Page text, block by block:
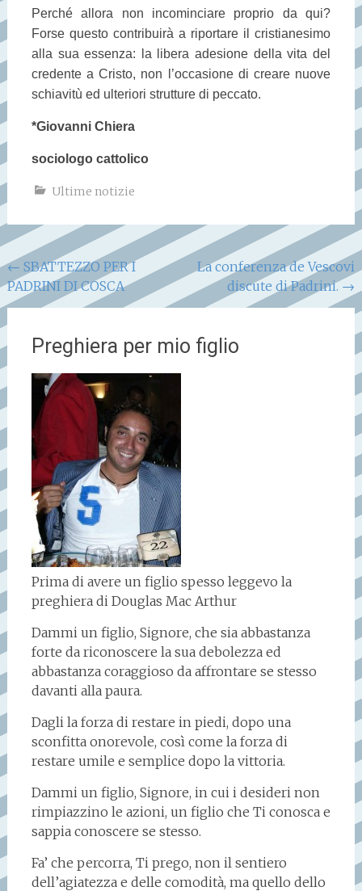
Perché allora non incominciare proprio da qui?
Forse questo contribuirà a riportare il cristianesimo
alla sua essenza: la libera adesione della vita del
credente a Cristo, non l’occasione di creare nuove
schiavitù ed ulteriori strutture di peccato.
*Giovanni Chiera
sociologo cattolico
Ultime notizie
Navigazione
articoli
← SBATTEZZO PER I
PADRINI DI COSCA
La conferenza de Vescovi
discute di Padrini.→
Preghiera per mio figlio
Prima di avere un figlio spesso leggevo la
preghiera di Douglas Mac Arthur
Dammi un figlio, Signore, che sia abbastanza
forte da riconoscere la sua debolezza ed
abbastanza coraggioso da affrontare se stesso
davanti alla paura.
Dagli la forza di restare in piedi, dopo una
sconfitta onorevole, così come la forza di
restare umile e semplice dopo la vittoria.
Dammi un figlio, Signore, in cui i desideri non
rimpiazzino le azioni, un figlio che Ti conosca e
sappia conoscere se stesso.
Fa’ che percorra, Ti prego, non il sentiero
dell’agiatezza e delle comodità, ma quello dello